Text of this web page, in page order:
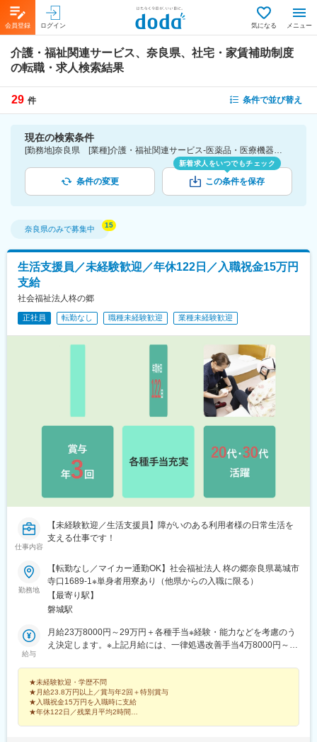
会員登録 ログイン 気になる メニュー
介護・福祉関連サービス、奈良県、社宅・家賃補助制度
の転職・求人検索結果
29 件 条件で並び替え
現在の検索条件
[勤務地]奈良県 [業種]介護・福祉関連サービス-医薬品・医療機器・ライフサイエンス・医療系サービス [詳細条件](待遇・福利厚生)社宅・家賃補助制度
条件の変更
新着求人をいつでもチェック
この条件を保存
奈良県のみで募集中
生活支援員／未経験歓迎／年休122日／入職祝金15万円
支給
社会福祉法人柊の郷
正社員 転勤なし 職種未経験歓迎 業種未経験歓迎
仕事内容
【未経験歓迎／生活支援員】障がいのある利用者様の日常生活を
支える仕事です！
勤務地
【転勤なし／マイカー通勤OK】社会福祉法人 柊の郷奈良県葛城市
寺口1689-1※単身者用寮あり（他県からの入職に限る）
【最寄り駅】
磐城駅
給与
月給23万8000円～29万円＋各種手当※経験・能力などを考慮のう
え決定します。※上記月給には、一律処遇改善手当4万8000円～6
例】月収約28万3000円内訳：月給19万円＋処遇改善手当4万8000
円＋係手当1万円＋交通費1万円＋夜勤手当2万5000円（5回分）※
資格手当1万円を含む想定例として掲載されているため、適用条件
は要確認
★未経験歓迎・学歴不問
★月給23.8万円以上／賞与年2回＋特別賞与
★入職祝金15万円を入職時に支給
★年休122日／残業月平均2時間